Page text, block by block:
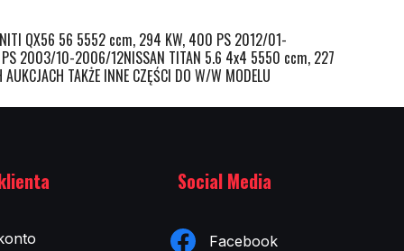
QX56 56 5552 ccm, 294 KW, 400 PS 2012/01-
2003/10-2006/12NISSAN TITAN 5.6 4x4 5550 ccm, 227
TAKŻE INNE CZĘŚCI DO W/W MODELU
Social Media
Facebook